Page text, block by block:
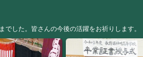
した。皆さんの今後の活躍をお祈りします。